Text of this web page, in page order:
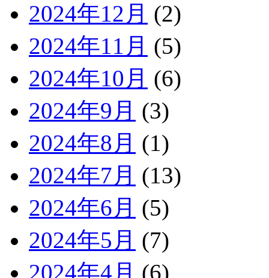
2024年12月 (2)
2024年11月 (5)
2024年10月 (6)
2024年9月 (3)
2024年8月 (1)
2024年7月 (13)
2024年6月 (5)
2024年5月 (7)
2024年4月 (6)